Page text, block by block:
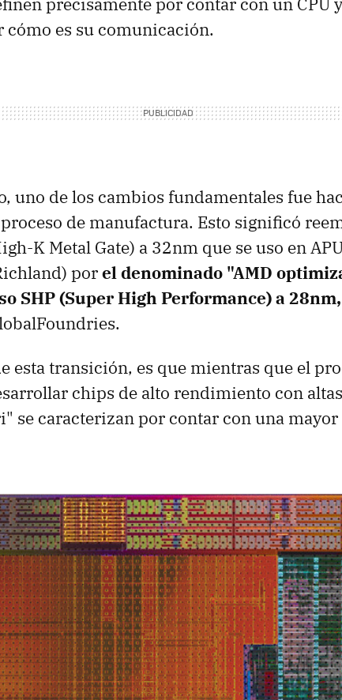
cómo es su comunicación.
uno de los cambios fundamentales fue
de manufactura. Esto significó
K Metal Gate) a 32nm que se uso en
porel denominado "AMD
SHP (Super High Performance) a 28nm,
esta transición, es que mientras que el
chips de alto rendimiento con
se caracterizan por contar con una